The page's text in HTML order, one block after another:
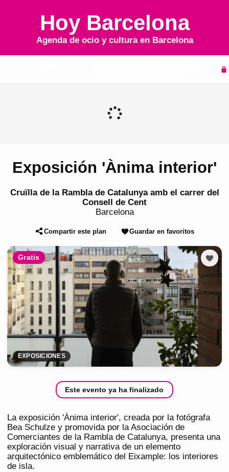
Hoy Barcelona
Agenda de ocio y cultura en Barcelona
Exposición 'Ànima interior'
Cruïlla de la Rambla de Catalunya amb el carrer del
Consell de Cent
Barcelona
Compartir este plan Guardar en favoritos
Gratis
EXPOSICIONES
Este evento ya ha finalizado
La exposición 'Ànima interior', creada por la fotógrafa
Bea Schulze y promovida por la Asociación de
Comerciantes de la Rambla de Catalunya, presenta una
exploración visual y narrativa de un elemento
arquitectónico emblemático del Eixample: los interiores
de isla.